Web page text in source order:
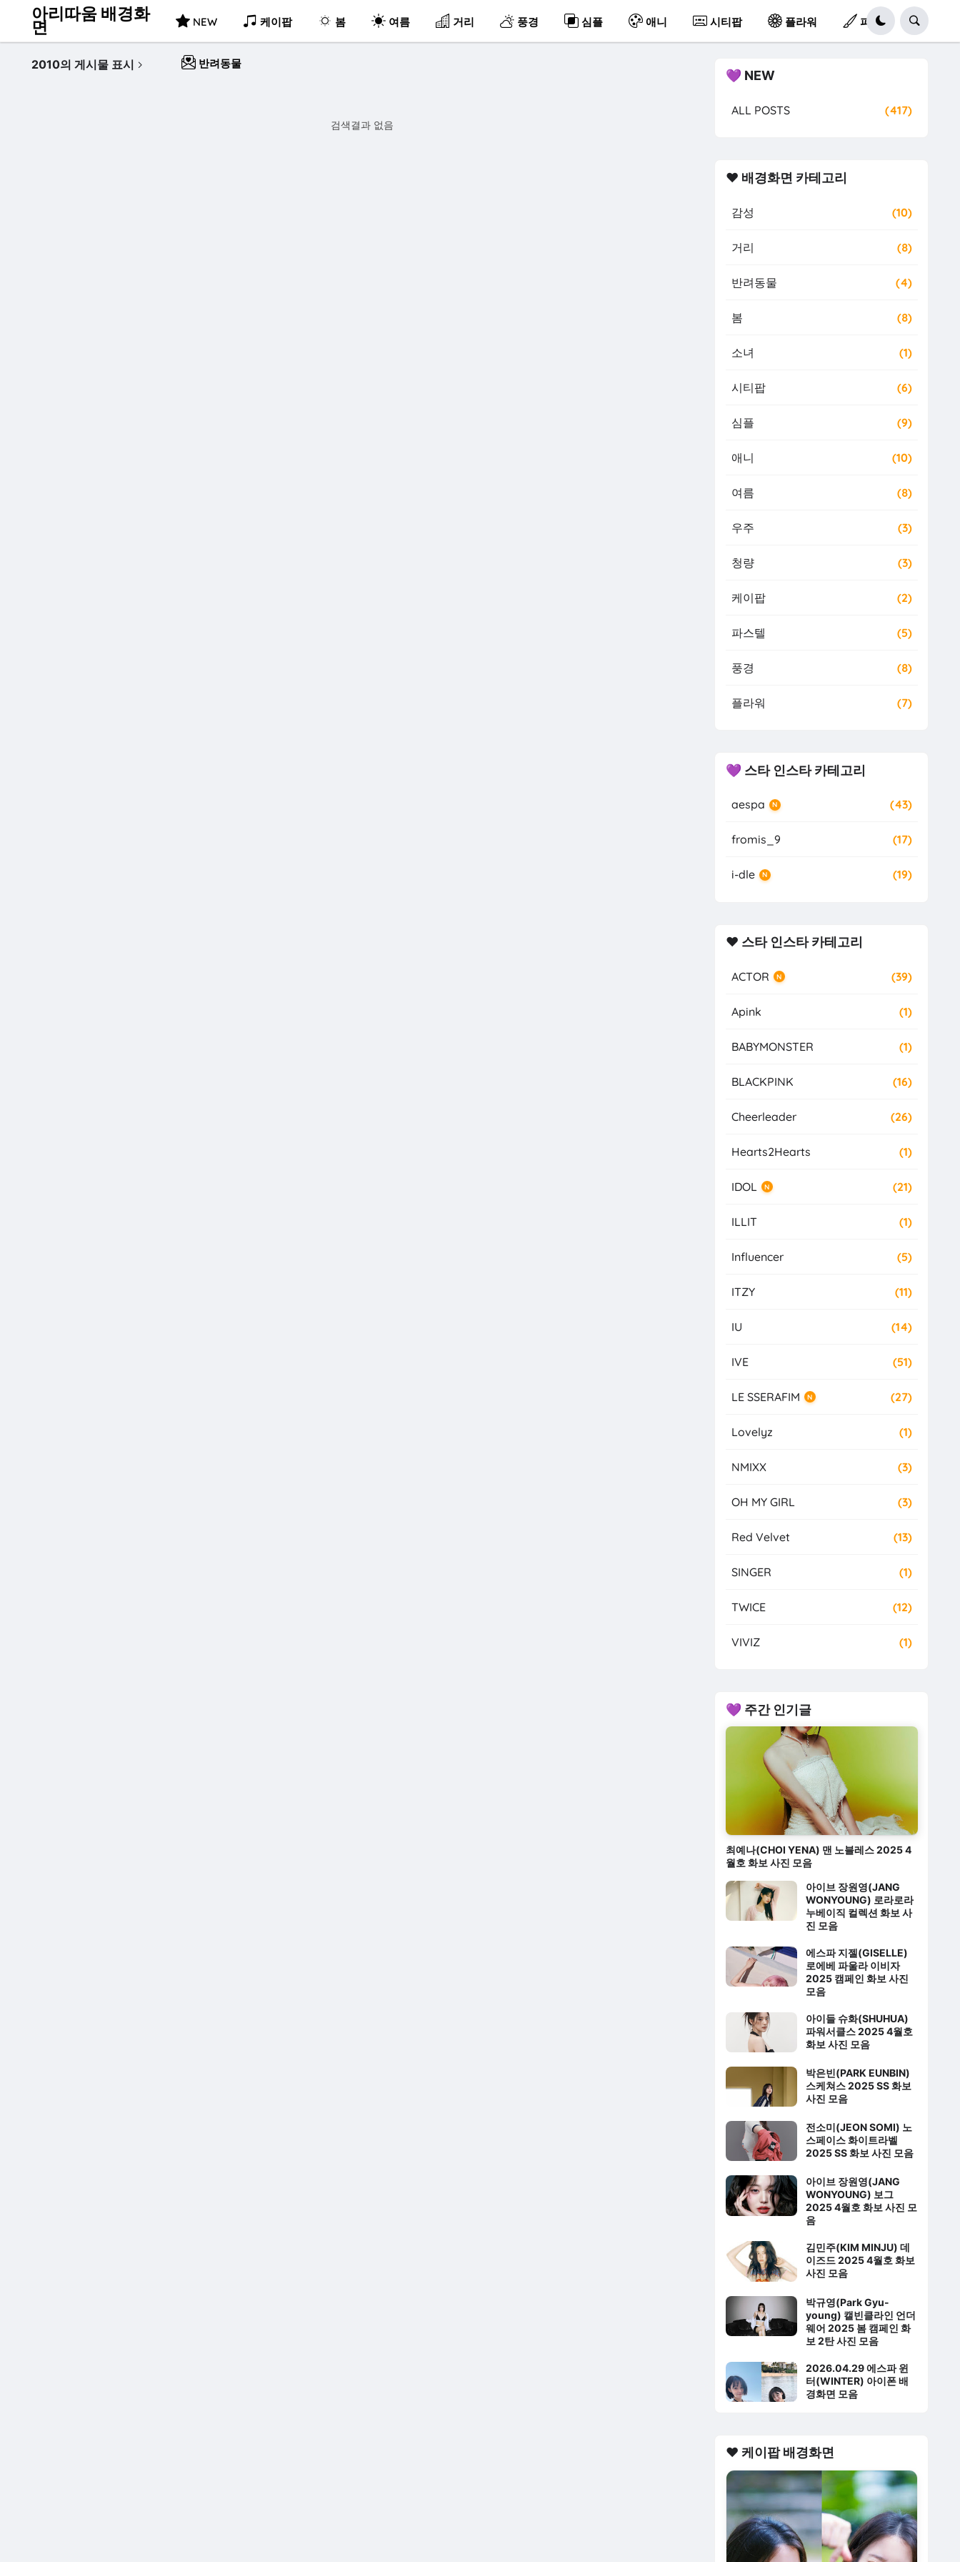
아리따움 배경화
면 NEW 케이팝 봄 여름 거리 풍경 심플 애니 시티팝 플라워 파스텔
반려동물
2010의 게시물 표시
검색결과 없음
💜 NEW
ALL POSTS (417)
❤️ 배경화면 카테고리
감성 (10)
거리 (8)
반려동물 (4)
봄 (8)
소녀 (1)
시티팝 (6)
심플 (9)
애니 (10)
여름 (8)
우주 (3)
청량 (3)
케이팝 (2)
파스텔 (5)
풍경 (8)
플라워 (7)
💜 스타 인스타 카테고리
aespa N (43)
fromis_9 (17)
i-dle N (19)
❤️ 스타 인스타 카테고리
ACTOR N (39)
Apink (1)
BABYMONSTER (1)
BLACKPINK (16)
Cheerleader (26)
Hearts2Hearts (1)
IDOL N (21)
ILLIT (1)
Influencer (5)
ITZY (11)
IU (14)
IVE (51)
LE SSERAFIM N (27)
Lovelyz (1)
NMIXX (3)
OH MY GIRL (3)
Red Velvet (13)
SINGER (1)
TWICE (12)
VIVIZ (1)
💜 주간 인기글
최예나(CHOI YENA) 맨 노블레스 2025 4
월호 화보 사진 모음
아이브 장원영(JANG
WONYOUNG) 로라로라
누베이직 컬렉션 화보 사
진 모음
에스파 지젤(GISELLE)
로에베 파울라 이비자
2025 캠페인 화보 사진
모음
아이들 슈화(SHUHUA)
파워서클스 2025 4월호
화보 사진 모음
박은빈(PARK EUNBIN)
스케쳐스 2025 SS 화보
사진 모음
전소미(JEON SOMI) 노
스페이스 화이트라벨
2025 SS 화보 사진 모음
아이브 장원영(JANG
WONYOUNG) 보그
2025 4월호 화보 사진 모
음
김민주(KIM MINJU) 데
이즈드 2025 4월호 화보
사진 모음
박규영(Park Gyu-
young) 캘빈클라인 언더
웨어 2025 봄 캠페인 화
보 2탄 사진 모음
2026.04.29 에스파 윈
터(WINTER) 아이폰 배
경화면 모음
❤️ 케이팝 배경화면